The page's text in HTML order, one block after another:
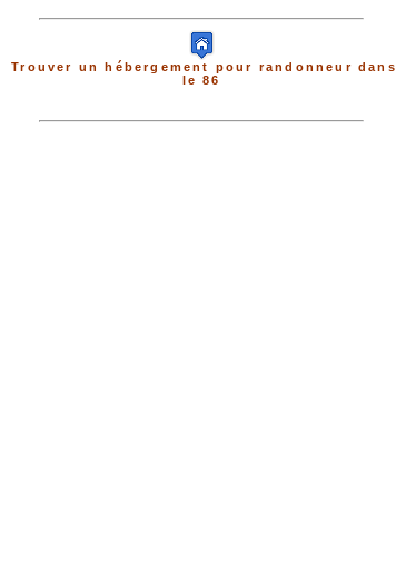
Trouver un hébergement pour randonneur dans
le 86